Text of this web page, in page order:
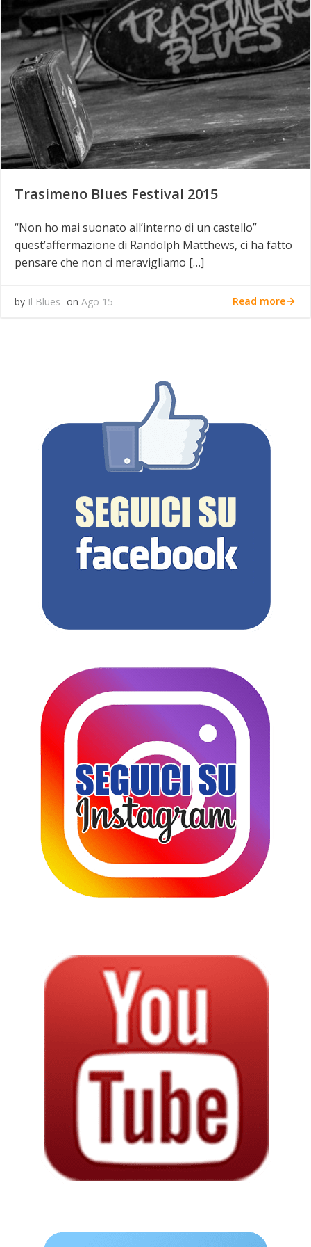
Trasimeno Blues Festival 2015
“Non ho mai suonato all’interno di un castello”
quest’affermazione di Randolph Matthews, ci ha fatto
pensare che non ci meravigliamo […]
by Il Blues on Ago 15 Read more